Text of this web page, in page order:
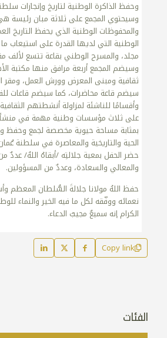
وحفظ الذاكرة الوطنية لتاريخ وإنجازات
وسيحتوي المجمع على ثلاثة مبان رئيسة
والمحفوظات الوطنية الذي يحفظ التاريخ
الوطنية التي لديها القدرة على استيعاب
مجلد، والمسرح الوطني بقاعة تتسع لألف
وسيضم المجمع أربعة مرافق منها مكتبة
ثقافية ومبنى المعرض وورش العمل، ومقر
سيضم قاعة محاضرات، كما سيضم قاعات
وأقسامًا للناشئة لمزاولة أنشطتهم
على ثلاث مؤسسات وطنية مهمة في
بمثابة مساحة حيوية مخصصة لجمع وحفظ
الحية والتاريخية والمعاصرة في سلطنة
حضر الحفل بمعية جلالتِه /أبقاهُ اللهُ/ عددٌ
والمعالي والسعادة، وعددٌ من المسؤولين.
حفظ اللهُ مولانا جلالةَ السُّلطان المعظم
نعمائه ووفّقه لكل ما فيه الخير والنماء
الكرام إنه سميعٌ مجيبُ الدعاء.
Copy link
الفئات